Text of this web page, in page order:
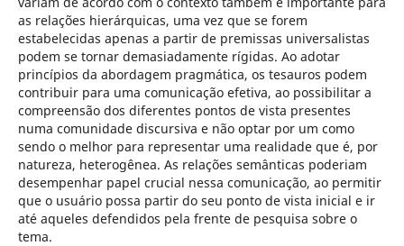
as relações hierárquicas, uma vez que se forem
estabelecidas apenas a partir de premissas universalistas
podem se tornar demasiadamente rígidas. Ao adotar
princípios da abordagem pragmática, os tesauros podem
contribuir para uma comunicação efetiva, ao possibilitar a
compreensão dos diferentes pontos de vista presentes
numa comunidade discursiva e não optar por um como
sendo o melhor para representar uma realidade que é, por
natureza, heterogênea. As relações semânticas poderiam
desempenhar papel crucial nessa comunicação, ao permitir
que o usuário possa partir do seu ponto de vista inicial e ir
até aqueles defendidos pela frente de pesquisa sobre o
tema.